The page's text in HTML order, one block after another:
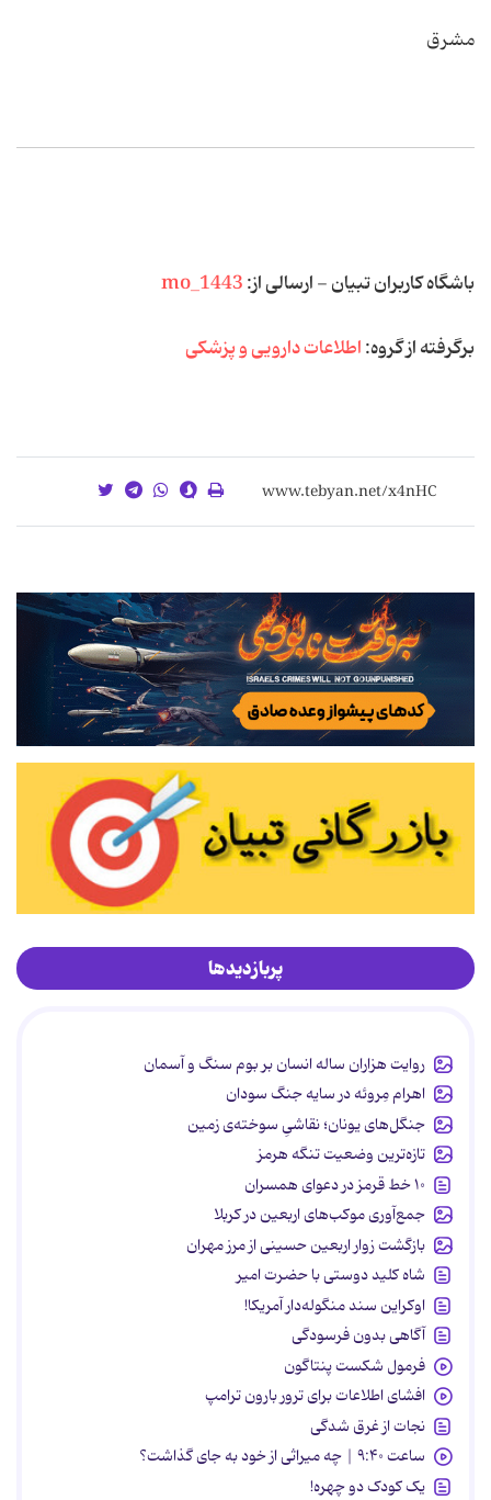
مشرق
باشگاه کاربران تبیان - ارسالی از:mo_1443
برگرفته از گروه:اطلاعات دارویی و پزشکی
پربازدیدها
روایت هزاران ساله انسان بر بوم سنگ و آسمان
اهرام مِروئه در سایه جنگ سودان
جنگل‌های یونان؛ نقاشیِ سوخته‌ی زمین
تازه‌ترین وضعیت تنگه هرمز
۱۰ خط قرمز در دعوای همسران
جمع‌آوری موکب‌های اربعین در کربلا
بازگشت زوار اربعین حسینی از مرز مهران
شاه کلید دوستی با حضرت امیر
اوکراین سند منگوله‌دار آمریکا!
آگاهی بدون فرسودگی
فرمول شکست پنتاگون
افشای اطلاعات برای ترور بارون ترامپ
نجات از غرق شدگی
ساعت ۹:۴۰ | چه میراثی از خود به جای گذاشت؟
یک کودک دو چهره!